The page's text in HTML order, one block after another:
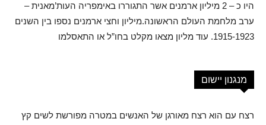
היו כ – 2 מיליון ארמנים אשר התגוררו באימפריה העות’מאנית –
ערב מלחמת העולם הראשונה.מיליון וחצי ארמנים נספו בין השנים
1915-1923. עוד מליון מצאו מקלט בחו”ל או התאסלמו
מנגנון יישום
רצח עם הוא רצח מאורגן של האנשים במטרה מפורשת לשים קץ